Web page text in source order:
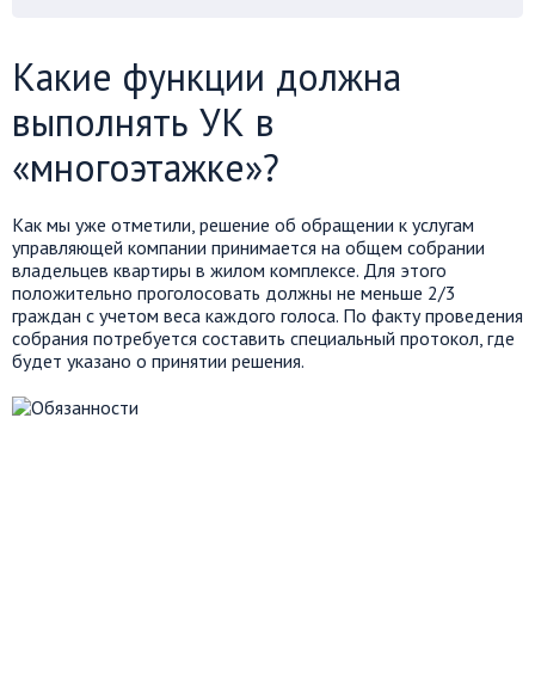
Какие функции должна
выполнять УК в
«многоэтажке»?
Как мы уже отметили, решение об обращении к услугам
управляющей компании принимается на общем собрании
владельцев квартиры в жилом комплексе. Для этого
положительно проголосовать должны не меньше 2/3
граждан с учетом веса каждого голоса. По факту проведения
собрания потребуется составить специальный протокол, где
будет указано о принятии решения.